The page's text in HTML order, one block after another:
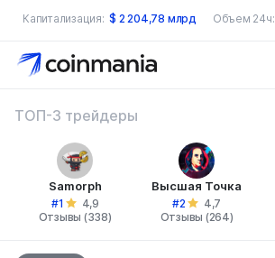
Капитализация: $ 2 204,78 млрд Объем 24ч:
ТОП-3 трейдеры
Samorph
#1
4,9
Отзывы (338)
Высшая Точка
#2
4,7
Отзывы (264)